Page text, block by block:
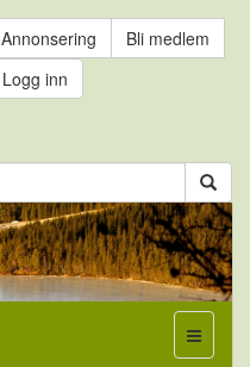
Annonsering
Bli medlem
Logg inn